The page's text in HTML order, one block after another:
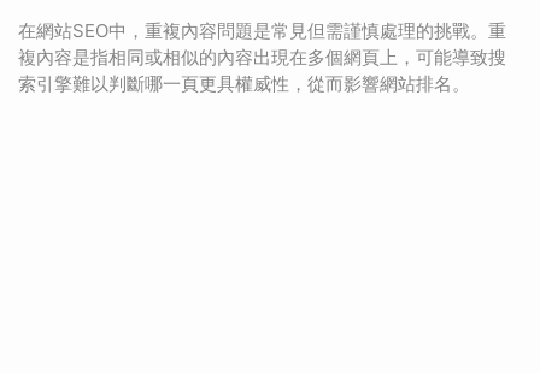
在網站SEO中，重複內容問題是常見但需謹慎處理的挑戰。重
複內容是指相同或相似的內容出現在多個網頁上，可能導致搜
索引擎難以判斷哪一頁更具權威性，從而影響網站排名。